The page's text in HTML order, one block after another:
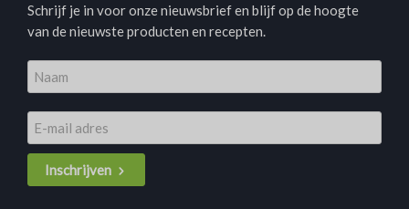
Schrijf je in voor onze nieuwsbrief en blijf op de hoogte
van de nieuwste producten en recepten.
Inschrijven